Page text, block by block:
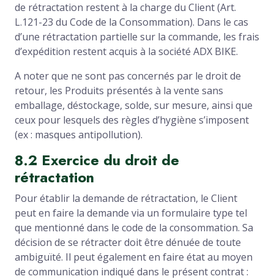
de rétractation restent à la charge du Client (Art.
L.121-23 du Code de la Consommation). Dans le cas
d’une rétractation partielle sur la commande, les frais
d’expédition restent acquis à la société ADX BIKE.
A noter que ne sont pas concernés par le droit de
retour, les Produits présentés à la vente sans
emballage, déstockage, solde, sur mesure, ainsi que
ceux pour lesquels des règles d’hygiène s’imposent
(ex : masques antipollution).
8.2 Exercice du droit de
rétractation
Pour établir la demande de rétractation, le Client
peut en faire la demande via un formulaire type tel
que mentionné dans le code de la consommation. Sa
décision de se rétracter doit être dénuée de toute
ambiguïté. Il peut également en faire état au moyen
de communication indiqué dans le présent contrat :